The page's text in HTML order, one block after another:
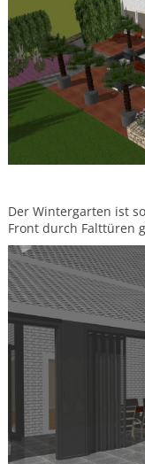
Gartenthemen
Garten
Lärmschutz
Der Wintergarten ist
Front durch Falttüren